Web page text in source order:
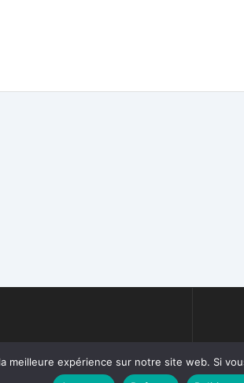
meilleure expérience sur notre site web. Si